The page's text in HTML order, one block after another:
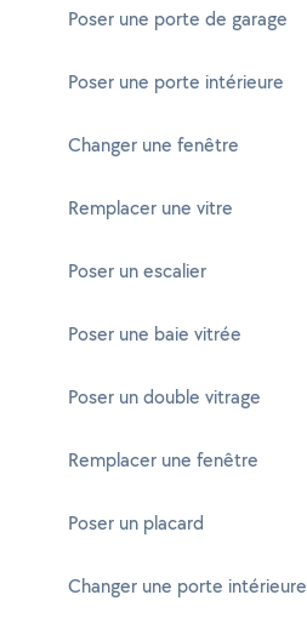
Poser une porte de garage
Poser une porte intérieure
Changer une fenêtre
Remplacer une vitre
Poser un escalier
Poser une baie vitrée
Poser un double vitrage
Remplacer une fenêtre
Poser un placard
Changer une porte intérieure